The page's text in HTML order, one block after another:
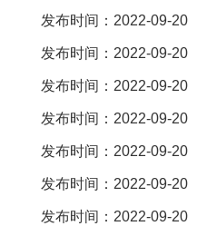
高可靠性连接器的需求。easy-on
和 1。00 毫米螺距的形式，在。
器以高密度、小间距为主要发展
电流的流畅性和传输的可靠性，
作。1。一插即可连接 相比于传统
发布时间：2022-09-20
发布时间：2022-09-20
发布时间：2022-09-20
发布时间：2022-09-20
发布时间：2022-09-20
发布时间：2022-09-20
发布时间：2022-09-20